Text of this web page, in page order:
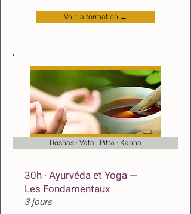
Voir la formation →
Doshas · Vata · Pitta · Kapha
30h · Ayurvéda et Yoga —
Les Fondamentaux
3 jours